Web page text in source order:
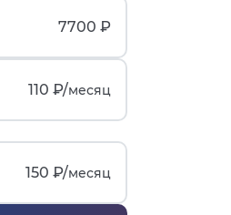
7700 ₽
110 ₽/месяц
150 ₽/месяц